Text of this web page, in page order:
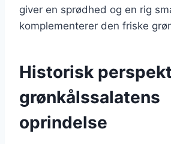
giver en sprødhed og en rig
komplementerer den friske
Historisk
grønkålssalatens
oprindelse